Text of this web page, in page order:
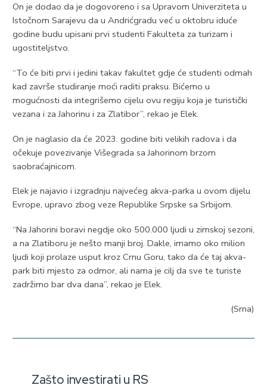
On je dodao da je dogovoreno i sa Upravom Univerziteta u
Istočnom Sarajevu da u Andrićgradu već u oktobru iduće
godine budu upisani prvi studenti Fakulteta za turizam i
ugostiteljstvo.
“To će biti prvi i jedini takav fakultet gdje će studenti odmah
kad završe studiranje moći raditi praksu. Bićemo u
mogućnosti da integrišemo cijelu ovu regiju koja je turistički
vezana i za Jahorinu i za Zlatibor”, rekao je Elek.
On je naglasio da će 2023. godine biti velikih radova i da
očekuje povezivanje Višegrada sa Jahorinom brzom
saobraćajnicom.
Elek je najavio i izgradnju najvećeg akva-parka u ovom dijelu
Evrope, upravo zbog veze Republike Srpske sa Srbijom.
“Na Jahorini boravi negdje oko 500.000 ljudi u zimskoj sezoni,
a na Zlatiboru je nešto manji broj. Dakle, imamo oko milion
ljudi koji prolaze usput kroz Crnu Goru, tako da će taj akva-
park biti mjesto za odmor, ali nama je cilj da sve te turiste
zadržimo bar dva dana”, rekao je Elek.
(Srna)
Zašto investirati u RS